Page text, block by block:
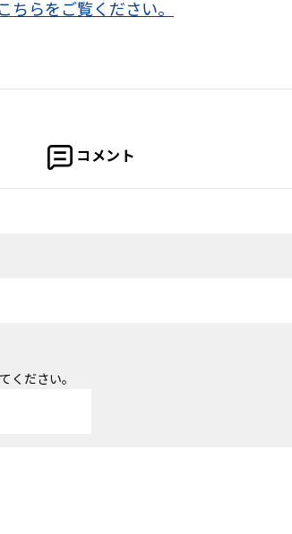
こちらをご覧ください。
コメント
ください。